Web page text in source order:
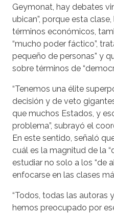
Geymonat, hay debates
ubican”, porque esta
términos económicos,
“mucho poder fáctico”,
pequeño de personas” y
sobre términos de
“Tenemos una élite
decisión y de veto
que muchos Estados, y
problema”, subrayó el
En este sentido, señaló
cuál es la magnitud de la
estudiar no solo a los “de
enfocarse en las clases
“Todos, todas las autoras
hemos preocupado por